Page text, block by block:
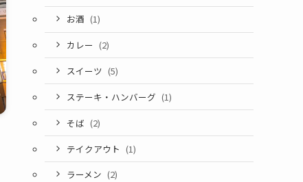
お酒 (1)
カレー (2)
スイーツ (5)
ステーキ・ハンバーグ (1)
そば (2)
テイクアウト (1)
ラーメン (2)